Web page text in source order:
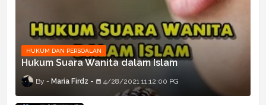
HUKUM DAN PERSOALAN
Hukum Suara Wanita dalam Islam
Maria Firdz 4/28/2021 11:12:00 PG